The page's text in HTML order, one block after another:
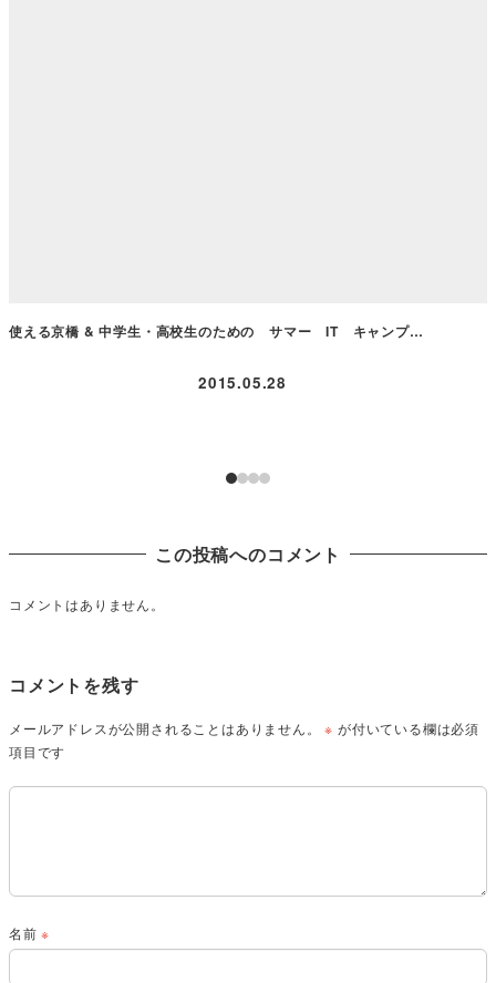
使える京橋 & 中学生・高校生のための サマー IT キャンプ…
2015.05.28
この投稿へのコメント
コメントはありません。
コメントを残す
メールアドレスが公開されることはありません。 ※ が付いている欄は必須
項目です
名前※